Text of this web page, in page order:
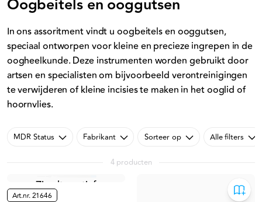
Oogbeitels en ooggutsen
In ons assoritment vindt u oogbeitels en ooggutsen,
speciaal ontworpen voor kleine en precieze ingrepen in de
oogheelkunde. Deze instrumenten worden gebruikt door
artsen en specialisten om bijvoorbeeld verontreinigingen
te verwijderen of kleine incisies te maken in het ooglid of
hoornvlies.
MDR Status Fabrikant Sorteer op Alle filters
4 producten
Zie alternatief
Art.nr.21646